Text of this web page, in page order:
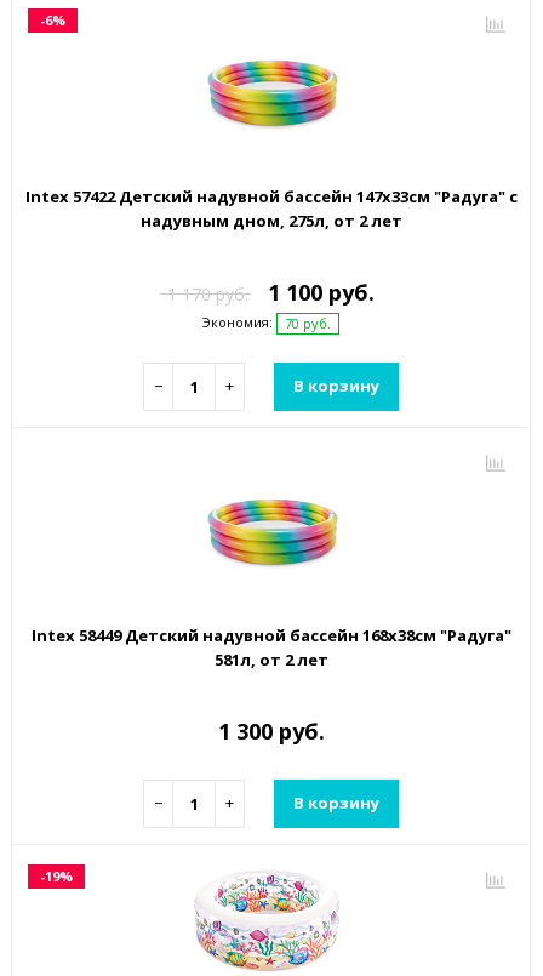
-6%
Intex 57422 Детский надувной бассейн 147х33см "Радуга" с
надувным дном, 275л, от 2 лет
1 170 руб. 1 100 руб.
Экономия: 70 руб.
− + В корзину
Intex 58449 Детский надувной бассейн 168х38см "Радуга"
581л, от 2 лет
1 300 руб.
− + В корзину
-19%